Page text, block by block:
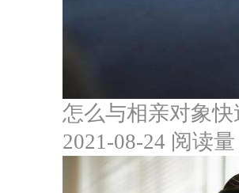
怎么与相亲对象
2021-08-24 阅读